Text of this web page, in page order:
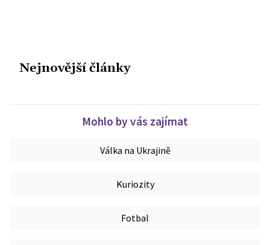
Nejnovější články
Mohlo by vás zajímat
Válka na Ukrajině
Kuriozity
Fotbal